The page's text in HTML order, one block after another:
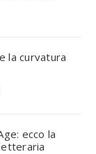
la curvatura
ecco la